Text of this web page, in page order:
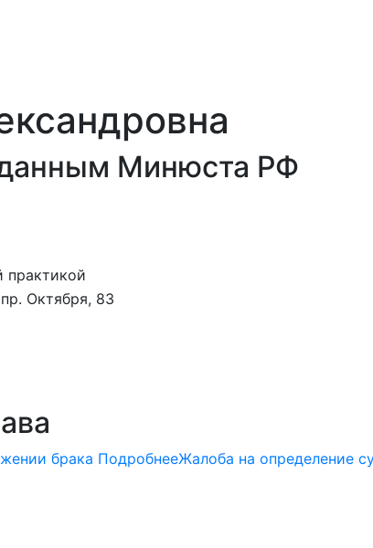
данным Минюста РФ
практикой
Октября, 83
брака ПодробнееЖалоба на определение